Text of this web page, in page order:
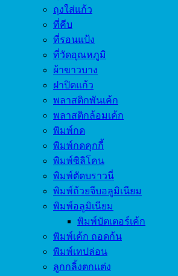
ถุงใส่แก้ว
ที่คีบ
ที่รอนแป้ง
ที่วัดอุณหภูมิ
ผ้าขาวบาง
ฝาปิดแก้ว
พลาสติกพันเค้ก
พลาสติกล้อมเค้ก
พิมพ์กด
พิมพ์กดคุกกี้
พิมพ์ซิลิโคน
พิมพ์ตัดบราวนี่
พิมพ์ถ้วยจีบอลูมิเนียม
พิมพ์อลูมิเนียม
พิมพ์บัตเตอร์เค้ก
พิมพ์เค้ก ถอดก้น
พิมพ์เทปล่อน
ลูกกลิ้งตกแต่ง